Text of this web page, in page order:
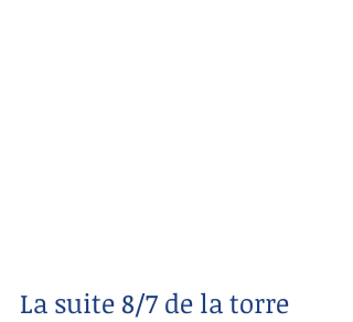
La suite 8/7 de la torre